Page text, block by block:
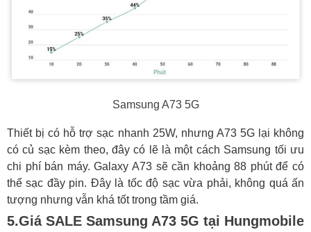
Samsung A73 5G
Thiết bị có hỗ trợ sạc nhanh 25W, nhưng A73 5G lại không
có củ sạc kèm theo, đây có lẽ là một cách Samsung tối ưu
chi phí bán máy. Galaxy A73 sẽ cần khoảng 88 phút để có
thể sạc đầy pin. Đây là tốc độ sạc vừa phải, không quá ấn
tượng nhưng vẫn khá tốt trong tầm giá.
5.Giá SALE Samsung A73 5G tại Hungmobile